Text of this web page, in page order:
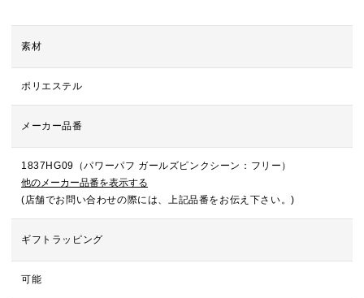
素材
ポリエステル
メーカー品番
1837HG09（パワーパフ ガールズピンクシーン：フリー）
他のメーカー品番を表示する
(店舗でお問い合わせの際には、上記品番をお伝え下さい。)
ギフトラッピング
可能